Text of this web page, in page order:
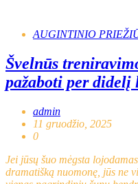
AUGINTINIO
Švelnūs
pažaboti per didelį
admin
11 gruodžio, 2025
0
Jei jūsų šuo mėgsta
dramatišką nuomonę, jūs ne